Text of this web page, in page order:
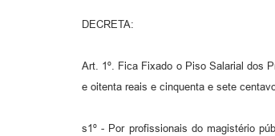
DECRETA:
Art. 1º. Fica Fixado o Piso Salarial dos
e oitenta reais e cinquenta e sete
s1º - Por profissionais do magistério